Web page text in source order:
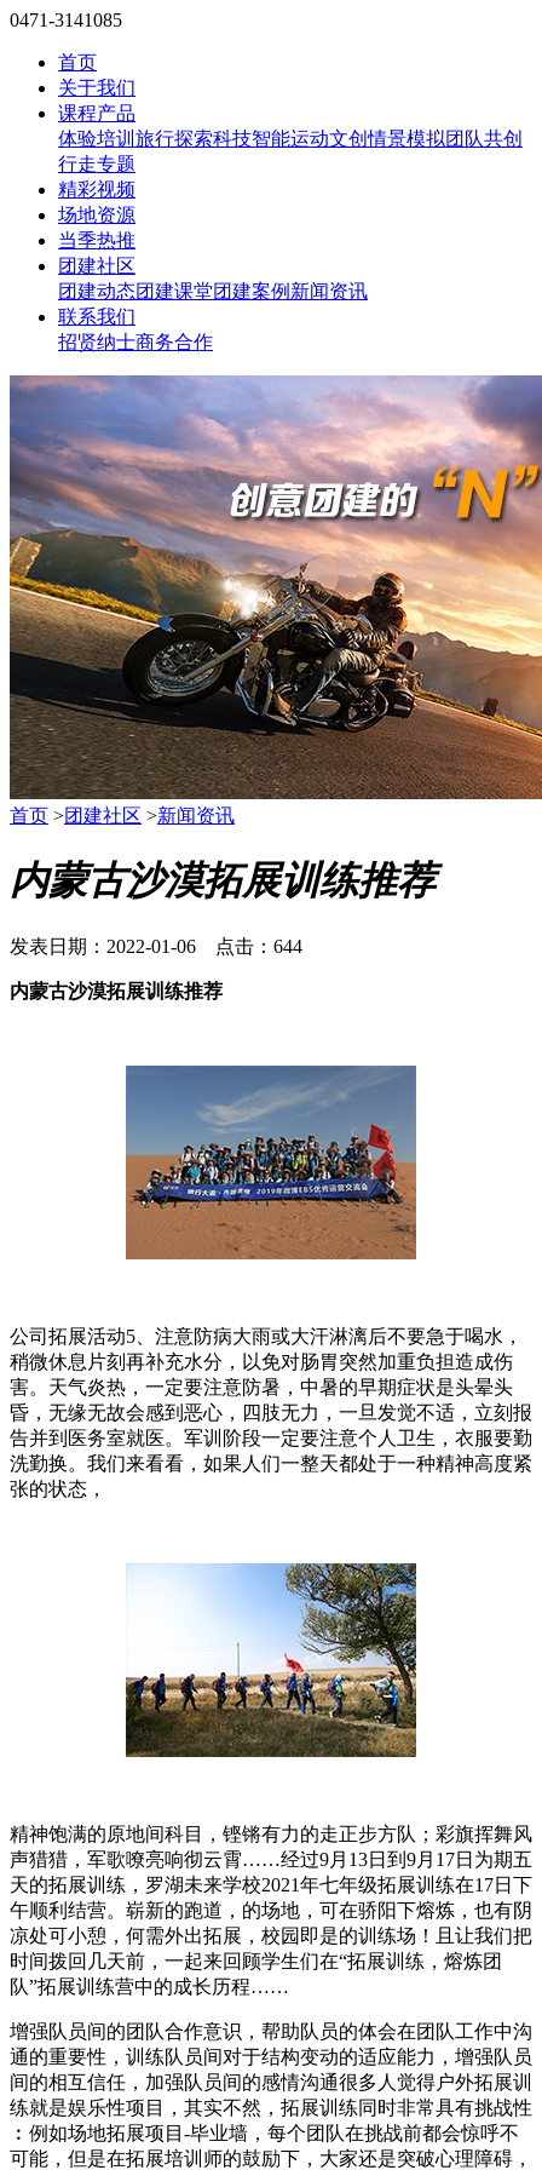
0471-3141085
首页
关于我们
课程产品
体验培训 旅行探索科技智能运动文创情景模拟团队共创
行走专题
精彩视频
场地资源
当季热推
团建社区
团建动态团建课堂团建案例 新闻资讯
联系我们
招贤纳士商务合作
首页 >团建社区 >新闻资讯
内蒙古沙漠拓展训练推荐
发表日期：2022-01-06 点击：644
内蒙古沙漠拓展训练推荐
公司拓展活动5、注意防病大雨或大汗淋漓后不要急于喝水，
稍微休息片刻再补充水分，以免对肠胃突然加重负担造成伤
害。天气炎热，一定要注意防暑，中暑的早期症状是头晕头
昏，无缘无故会感到恶心，四肢无力，一旦发觉不适，立刻报
告并到医务室就医。军训阶段一定要注意个人卫生，衣服要勤
洗勤换。我们来看看，如果人们一整天都处于一种精神高度紧
张的状态，
精神饱满的原地间科目，铿锵有力的走正步方队；彩旗挥舞风
声猎猎，军歌嘹亮响彻云霄……经过9月13日到9月17日为期五
天的拓展训练，罗湖未来学校2021年七年级拓展训练在17日下
午顺利结营。崭新的跑道，的场地，可在骄阳下熔炼，也有阴
凉处可小憩，何需外出拓展，校园即是的训练场！且让我们把
时间拨回几天前，一起来回顾学生们在“拓展训练，熔炼团
队”拓展训练营中的成长历程……
增强队员间的团队合作意识，帮助队员的体会在团队工作中沟
通的重要性，训练队员间对于结构变动的适应能力，增强队员
间的相互信任，加强队员间的感情沟通很多人觉得户外拓展训
练就是娱乐性项目，其实不然，拓展训练同时非常具有挑战性
︰例如场地拓展项目-毕业墙，每个团队在挑战前都会惊呼不
可能，但是在拓展培训师的鼓励下，大家还是突破心理障碍，